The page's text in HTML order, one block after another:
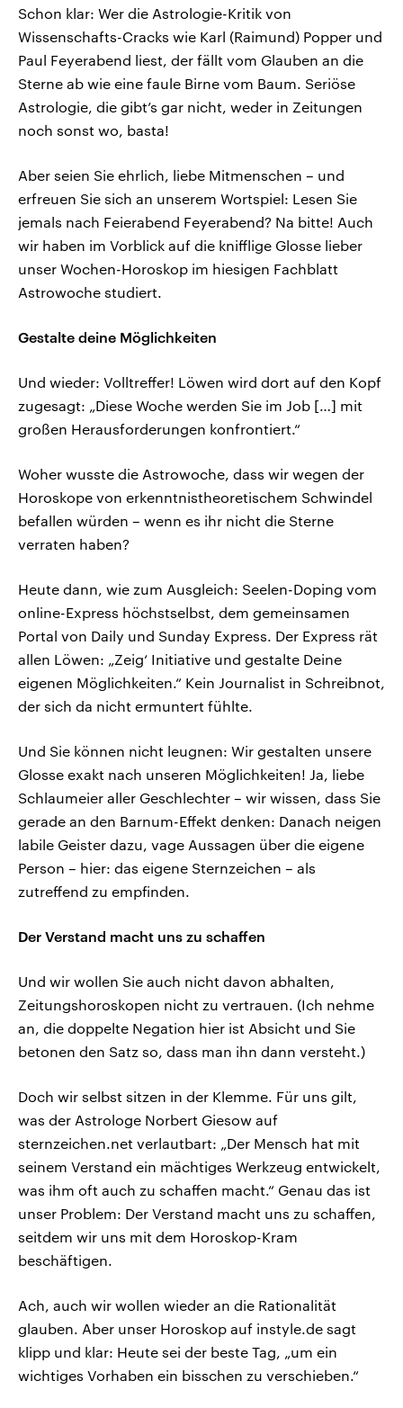
Schon klar: Wer die Astrologie-Kritik von
Wissenschafts-Cracks wie Karl (Raimund) Popper und
Paul Feyerabend liest, der fällt vom Glauben an die
Sterne ab wie eine faule Birne vom Baum. Seriöse
Astrologie, die gibt’s gar nicht, weder in Zeitungen
noch sonst wo, basta!
Aber seien Sie ehrlich, liebe Mitmenschen – und
erfreuen Sie sich an unserem Wortspiel: Lesen Sie
jemals nach Feierabend Feyerabend? Na bitte! Auch
wir haben im Vorblick auf die knifflige Glosse lieber
unser Wochen-Horoskop im hiesigen Fachblatt
Astrowoche studiert.
Gestalte deine Möglichkeiten
Und wieder: Volltreffer! Löwen wird dort auf den Kopf
zugesagt: „Diese Woche werden Sie im Job […] mit
großen Herausforderungen konfrontiert.“
Woher wusste die Astrowoche, dass wir wegen der
Horoskope von erkenntnistheoretischem Schwindel
befallen würden – wenn es ihr nicht die Sterne
verraten haben?
Heute dann, wie zum Ausgleich: Seelen-Doping vom
online-Express höchstselbst, dem gemeinsamen
Portal von Daily und Sunday Express. Der Express rät
allen Löwen: „Zeig‘ Initiative und gestalte Deine
eigenen Möglichkeiten.“ Kein Journalist in Schreibnot,
der sich da nicht ermuntert fühlte.
Und Sie können nicht leugnen: Wir gestalten unsere
Glosse exakt nach unseren Möglichkeiten! Ja, liebe
Schlaumeier aller Geschlechter – wir wissen, dass Sie
gerade an den Barnum-Effekt denken: Danach neigen
labile Geister dazu, vage Aussagen über die eigene
Person – hier: das eigene Sternzeichen – als
zutreffend zu empfinden.
Der Verstand macht uns zu schaffen
Und wir wollen Sie auch nicht davon abhalten,
Zeitungshoroskopen nicht zu vertrauen. (Ich nehme
an, die doppelte Negation hier ist Absicht und Sie
betonen den Satz so, dass man ihn dann versteht.)
Doch wir selbst sitzen in der Klemme. Für uns gilt,
was der Astrologe Norbert Giesow auf
sternzeichen.net verlautbart: „Der Mensch hat mit
seinem Verstand ein mächtiges Werkzeug entwickelt,
was ihm oft auch zu schaffen macht.“ Genau das ist
unser Problem: Der Verstand macht uns zu schaffen,
seitdem wir uns mit dem Horoskop-Kram
beschäftigen.
Ach, auch wir wollen wieder an die Rationalität
glauben. Aber unser Horoskop auf instyle.de sagt
klipp und klar: Heute sei der beste Tag, „um ein
wichtiges Vorhaben ein bisschen zu verschieben.“